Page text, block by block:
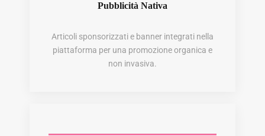
Pubblicità Nativa
Articoli sponsorizzati e banner integrati nella
piattaforma per una promozione organica e
non invasiva.